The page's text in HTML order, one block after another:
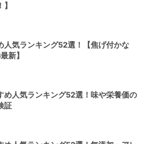
人気ランキング52選！【焦げ付かな
新】
め人気ランキング52選！味や栄養価の
証